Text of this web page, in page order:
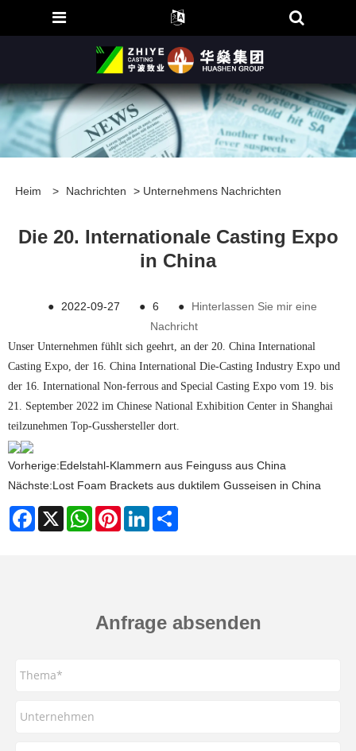
Heim > Nachrichten > Unternehmens Nachrichten
Die 20. Internationale Casting Expo
in China
● 2022-09-27 ● 6 ●
Hinterlassen Sie mir eine
Nachricht
Unser Unternehmen fühlt sich geehrt, an der 20. China International
Casting Expo, der 16. China International Die-Casting Industry Expo und
der 16. International Non-ferrous and Special Casting Expo vom 19. bis
21. September 2022 im Chinese National Exhibition Center in Shanghai
teilzunehmen Top-Gusshersteller dort.
Vorherige:Edelstahl-Klammern aus Feinguss aus China
Nächste:Lost Foam Brackets aus duktilem Gusseisen in China
Facebook
X WhatsAppPinterestLinkedIn
Anfrage absenden